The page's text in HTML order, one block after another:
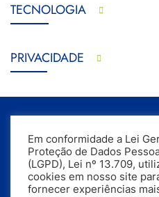
TECNOLOGIA
PRIVACIDADE
Em conformidade a Lei
Proteção de Dados
(LGPD), Lei nº 13.709,
cookies em nosso site
fornecer experiências